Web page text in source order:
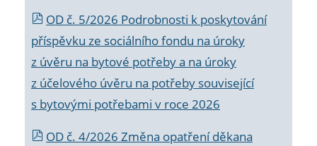
OD č. 5/2026 Podrobnosti k poskytování
příspěvku ze sociálního fondu na úroky
z úvěru na bytové potřeby a na úroky
z účelového úvěru na potřeby související
s bytovými potřebami v roce 2026
OD č. 4/2026 Změna opatření děkana